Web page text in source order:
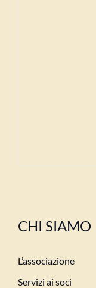
CHI SIAMO
L’associazione
Servizi ai soci